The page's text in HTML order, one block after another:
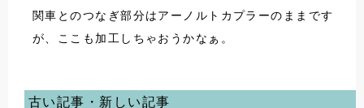
関車とのつなぎ部分はアーノルトカプラーのままです
が、ここも加工しちゃおうかなぁ。
古い記事・新しい記事